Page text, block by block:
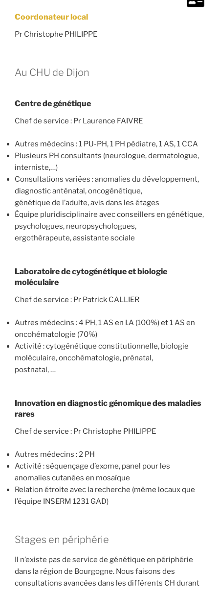
Coordonateur local
Pr Christophe PHILIPPE
Au CHU de Dijon
Centre de génétique
Chef de service : Pr Laurence FAIVRE
Autres médecins : 1 PU-PH, 1 PH pédiatre, 1 AS, 1 CCA
Plusieurs PH consultants (neurologue, dermatologue,
interniste,…)
Consultations variées : anomalies du développement,
diagnostic anténatal, oncogénétique,
génétique de l’adulte, avis dans les étages
Équipe pluridisciplinaire avec conseillers en génétique,
psychologues, neuropsychologues,
ergothérapeute, assistante sociale
Laboratoire de cytogénétique et biologie
moléculaire
Chef de service : Pr Patrick CALLIER
Autres médecins : 4 PH, 1 AS en I.A (100%) et 1 AS en
oncohématologie (70%)
Activité : cytogénétique constitutionnelle, biologie
moléculaire, oncohématologie, prénatal,
postnatal, …
Innovation en diagnostic génomique des maladies
rares
Chef de service : Pr Christophe PHILIPPE
Autres médecins : 2 PH
Activité : séquençage d’exome, panel pour les
anomalies cutanées en mosaïque
Relation étroite avec la recherche (même locaux que
l’équipe INSERM 1231 GAD)
Stages en périphérie
Il n’existe pas de service de génétique en périphérie
dans la région de Bourgogne. Nous faisons des
consultations avancées dans les différents CH durant